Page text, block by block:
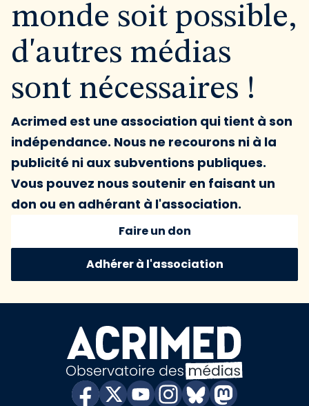
monde soit possible,
d'autres médias
sont nécessaires !
Acrimed est une association qui tient à son
indépendance. Nous ne recourons ni à la
publicité ni aux subventions publiques.
Vous pouvez nous soutenir en faisant un
don ou en adhérant à l'association.
Faire un don
Adhérer à l'association